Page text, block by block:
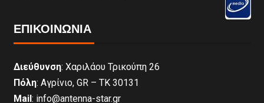
ΕΠΙΚΟΙΝΩΝΊΑ
Διεύθυνση: Χαριλάου Τρικούπη 26
Πόλη: Αγρίνιο, GR – ΤΚ 30131
Mail: info@antenna-star.gr